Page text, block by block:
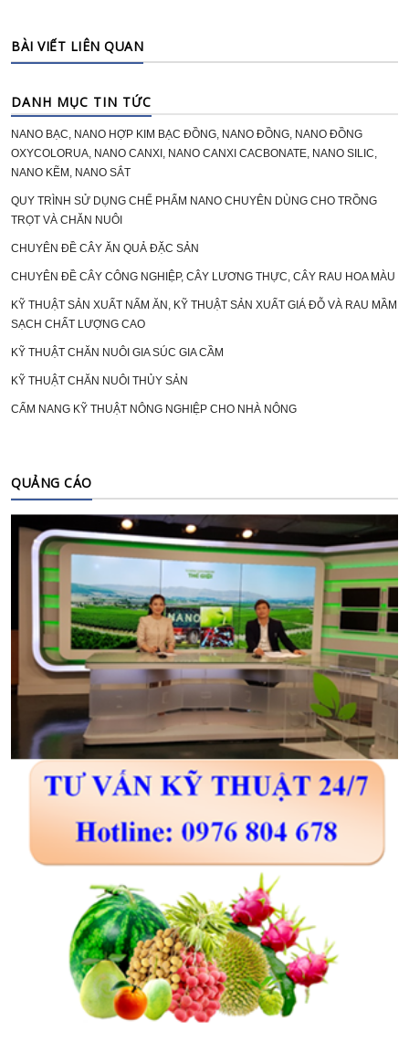
BÀI VIẾT LIÊN QUAN
DANH MỤC TIN TỨC
NANO BẠC, NANO HỢP KIM BẠC ĐỒNG, NANO ĐỒNG, NANO ĐỒNG
OXYCOLORUA, NANO CANXI, NANO CANXI CACBONATE, NANO SILIC,
NANO KẼM, NANO SẮT
QUY TRÌNH SỬ DỤNG CHẾ PHẨM NANO CHUYÊN DÙNG CHO TRỒNG
TRỌT VÀ CHĂN NUÔI
CHUYÊN ĐỀ CÂY ĂN QUẢ ĐẶC SẢN
CHUYÊN ĐỀ CÂY CÔNG NGHIỆP, CÂY LƯƠNG THỰC, CÂY RAU HOA MÀU
KỸ THUẬT SẢN XUẤT NẤM ĂN, KỸ THUẬT SẢN XUẤT GIÁ ĐỖ VÀ RAU MẦM
SẠCH CHẤT LƯỢNG CAO
KỸ THUẬT CHĂN NUÔI GIA SÚC GIA CẦM
KỸ THUẬT CHĂN NUÔI THỦY SẢN
CẨM NANG KỸ THUẬT NÔNG NGHIỆP CHO NHÀ NÔNG
QUẢNG CÁO